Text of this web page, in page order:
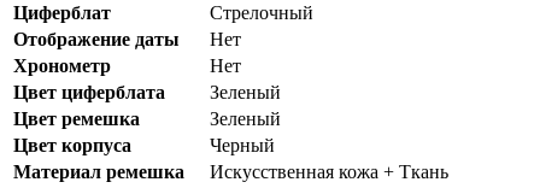
Циферблат
Стрелочный
Отображение даты
Нет
Хронометр
Нет
Цвет циферблата
Зеленый
Цвет ремешка
Зеленый
Цвет корпуса
Черный
Материал ремешка
Искусственная кожа + Ткань